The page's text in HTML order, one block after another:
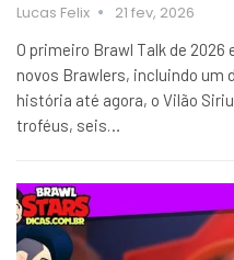
Lucas Felix 21 fev, 2026
O primeiro Brawl Talk de
novos Brawlers, incluindo um
história até agora, o Vilão
troféus, seis…